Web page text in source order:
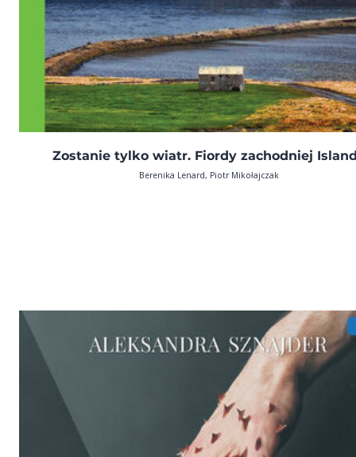
Zostanie tylko wiatr. Fiordy zachodniej
Berenika Lenard, Piotr Mikołajczak